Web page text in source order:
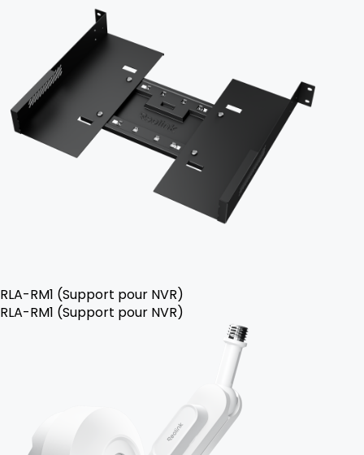
RLA-RM1 (Support pour NVR)
RLA-RM1 (Support pour NVR)